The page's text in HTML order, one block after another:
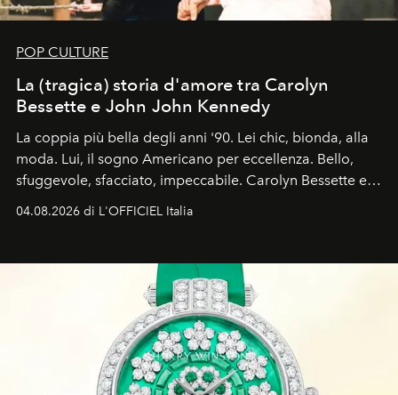
POP CULTURE
La (tragica) storia d'amore tra Carolyn
Bessette e John John Kennedy
La coppia più bella degli anni '90. Lei chic, bionda, alla
moda. Lui, il sogno Americano per eccellenza. Bello,
sfuggevole, sfacciato, impeccabile. Carolyn Bessette e
04.08.2026 di L'OFFICIEL Italia